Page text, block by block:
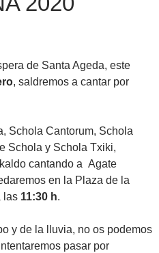
de Santa Ageda, este
, saldremos a cantar por
Schola Cantorum, Schola
Schola y Schola Txiki,
cantando a Agate
en la Plaza de la
las 11:30 h.
y de la lluvia, no os podemos
pasar por